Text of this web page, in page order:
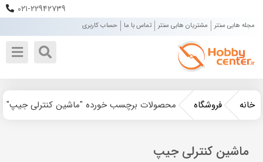
۰۲۱-۲۲۹۴۲۷۳۹
مجله هابی سنتر مشتریان هابی سنتر تماس با ما حساب کاربری
خانه فروشگاه محصولات برچسب خورده "ماشین کنترلی جیپ"
ماشین کنترلی جیپ